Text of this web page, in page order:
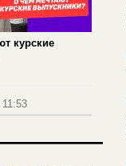
курские